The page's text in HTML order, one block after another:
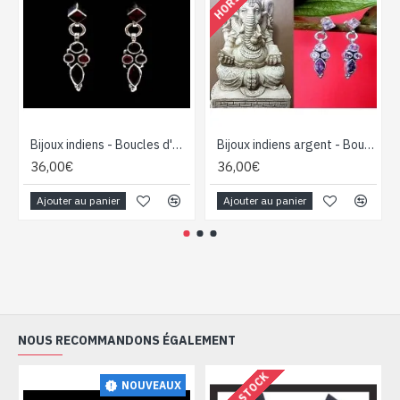
Bijoux indiens - Boucles d'Oreilles indiennes - Grenat
36,00€
Ajouter au panier
Bijoux indiens argent - Boucles d'Oreilles indiennes Améthyste
36,00€
Ajouter au panier
NOUS RECOMMANDONS ÉGALEMENT
NOUVEAUX